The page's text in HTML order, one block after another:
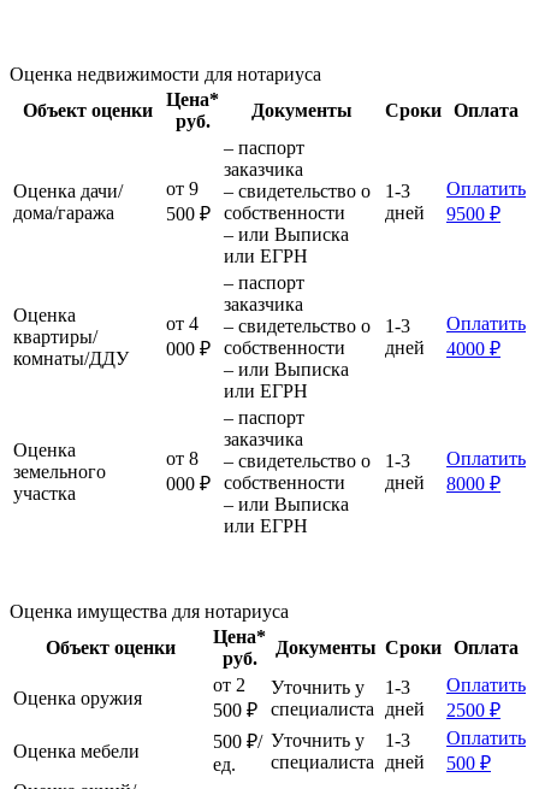
Оценка недвижимости для нотариуса
Объект оценки
Цена*
руб.
Документы Сроки Оплата
Оценка дачи/
дома/гаража
от 9
500 ₽
– паспорт
заказчика
– свидетельство о
собственности
– или Выписка
или ЕГРН
1-3
дней
Оплатить
9500 ₽
Оценка
квартиры/
комнаты/ДДУ
от 4
000 ₽
– паспорт
заказчика
– свидетельство о
собственности
– или Выписка
или ЕГРН
1-3
дней
Оплатить
4000 ₽
Оценка
земельного
участка
от 8
000 ₽
– паспорт
заказчика
– свидетельство о
собственности
– или Выписка
или ЕГРН
1-3
дней
Оплатить
8000 ₽
Оценка имущества для нотариуса
Объект оценки
Цена*
руб.
Документы Сроки Оплата
Оценка оружия
от 2
500 ₽
Уточнить у
специалиста
1-3
дней
Оплатить
2500 ₽
Оценка мебели
500 ₽/
ед.
Уточнить у
специалиста
1-3
дней
Оплатить
500 ₽